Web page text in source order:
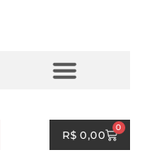
R$0,00
0